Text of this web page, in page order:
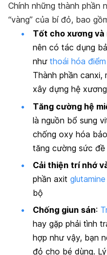
Chính những thành phần
“vàng” của bí đỏ, bao
Tốt cho xương và
nên có tác dụng
như thoái hóa
Thành phần canxi,
xây dựng hệ
Tăng cường hệ
là nguồn bổ sung
chống oxy hóa
tăng cường sức
Cải thiện trí nhớ
phần axit glutamine
bộ
Chống giun sán:
hay gặp phải tình
hợp như vậy, bạn
đỏ cho bé dùng.